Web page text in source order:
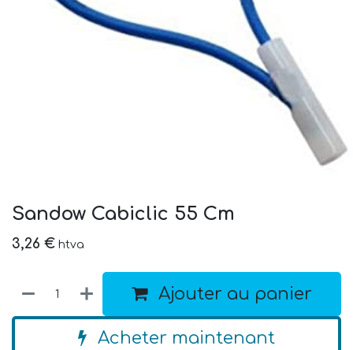
Sandow Cabiclic 55 Cm
3,26 € htva
Ajouter au panier
Acheter maintenant